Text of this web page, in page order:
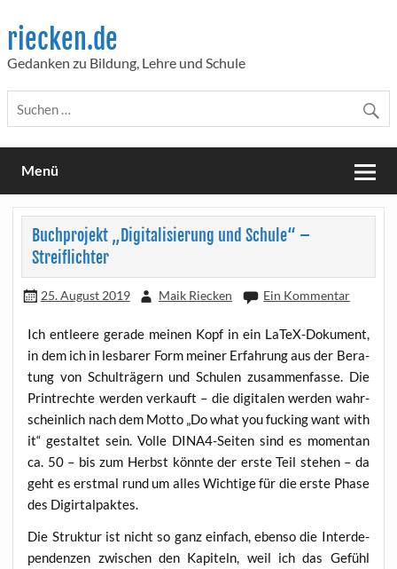
content
riecken.de
Gedanken zu Bildung, Lehre und Schule
Menü
Buchprojekt „Digitalisierung und Schule“ –
Streiflichter
25. August 2019 Maik Riecken Ein Kommentar
Ich ent­lee­re gera­de mei­nen Kopf in ein LaTeX-Doku­ment,
in dem ich in les­ba­rer Form mei­ner Erfah­rung aus der Bera­
tung von Schul­trä­gern und Schu­len zusam­men­fas­se. Die
Print­rech­te wer­den ver­kauft – die digi­ta­len wer­den wahr­
schein­lich nach dem Mot­to „Do what you fuck­ing want with
it“ gestal­tet sein. Vol­le DINA4-Sei­ten sind es momen­tan
ca. 50 – bis zum Herbst könn­te der ers­te Teil ste­hen – da
geht es erst­mal rund um alles Wich­ti­ge für die ers­te Pha­se
des Digirtalpaktes.
Die Struk­tur ist nicht so ganz ein­fach, eben­so die Inter­de­
pen­den­zen zwi­schen den Kapi­teln, weil ich das Gefühl